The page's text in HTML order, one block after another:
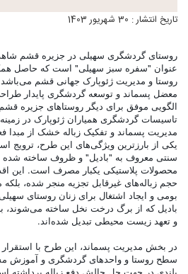
تاریخ انتشار : 30 شهریور 1403
روستای گردشگری سهیلی در جزیره قشم شاهد
عنوان "سفره سبز سهیلی" است که حاصل
روستا و مدیریت ژئوپارک جهانی قشم
معضل پسماند و توسعه گردشگری پایدار
الگویی موفق برای دیگر روستاهای جزیره
تاسیسات گردشگری همیاران ژئوپارک در
مدیریت پسماند و تفکیک زباله خشک از مبدا
یکی از بارزترین ویژگی‌های این طرح، ترویج
سنتی معروف به "بادیل" و ظروف ساخته شده
محصولات پلاستیکی یکبار مصرف است. این
حجم زباله‌های غیرقابل تجزیه منجر شده،
بومی و ایجاد اشتغال برای زنان روستای
بادیل که از برگ درخت نخل ساخته می‌شوند،
و تعهد زیست محیطی تبدیل شده‌اند.
در بخش مدیریت پسماند، این طرح با استقرار
سطح روستا و واحد‌های گردشگری و آموزش